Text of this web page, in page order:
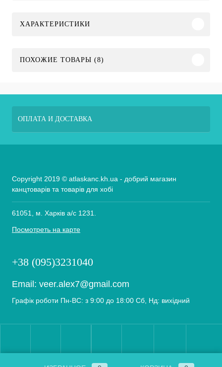
ХАРАКТЕРИСТИКИ
ПОХОЖИЕ ТОВАРЫ (8)
ОПЛАТА И ДОСТАВКА
Copyright 2019 © atlaskanc.kh.ua - добрий магазин
канцтоварів та товарів для хобі
61051, м. Харків а/с 1231.
Посмотреть на карте
+38 (095)3231040
Email: veer.alex7@gmail.com
Графік роботи Пн-ВС: з 9:00 до 18:00 Сб, Нд: вихідний